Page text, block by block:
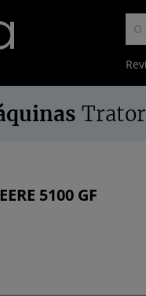
5100 GF